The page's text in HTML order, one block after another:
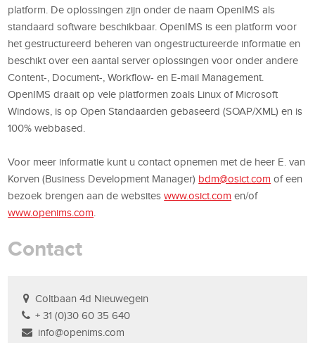
platform. De oplossingen zijn onder de naam OpenIMS als
standaard software beschikbaar. OpenIMS is een platform voor
het gestructureerd beheren van ongestructureerde informatie en
beschikt over een aantal server oplossingen voor onder andere
Content-, Document-, Workflow- en E-mail Management.
OpenIMS draait op vele platformen zoals Linux of Microsoft
Windows, is op Open Standaarden gebaseerd (SOAP/XML) en is
100% webbased.
Voor meer informatie kunt u contact opnemen met de heer E. van
Korven (Business Development Manager) bdm@osict.com of een
bezoek brengen aan de websiteswww.osict.com en/of
www.openims.com
Contact
Coltbaan 4d Nieuwegein
+ 31 (0)30 60 35 640
info@openims.com